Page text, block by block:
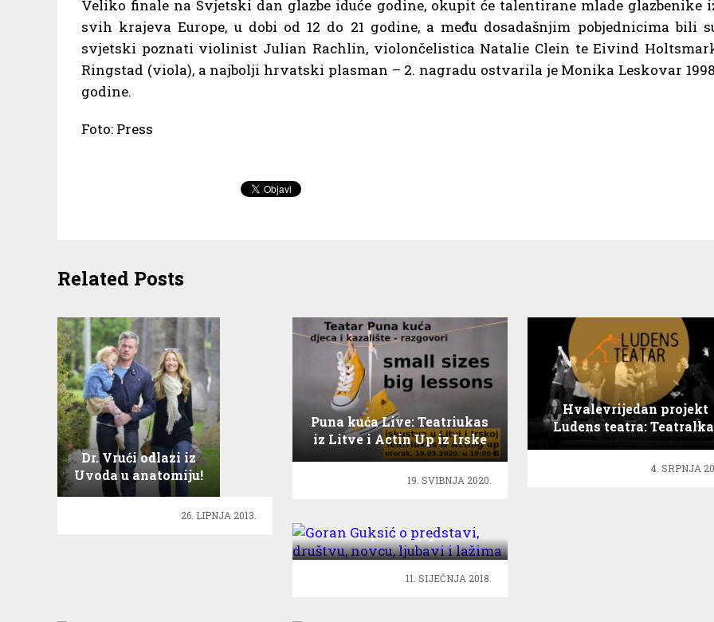
Veliko finale na Svjetski dan glazbe iduće godine, okupit će talentirane mlade glazbenike
svih krajeva Europe, u dobi od 12 do 21 godine, a među dosadašnjim pobjednicima bili
svjetski poznati violinist Julian Rachlin, violončelistica Natalie Clein te Eivind
Ringstad (viola), a najbolji hrvatski plasman – 2. nagradu ostvarila je Monika Leskovar
godine.
Foto: Press
Related Posts
Dr. Vrući odlazi iz
Uvoda u anatomiju!
26. LIPNJA 2013.
Puna kuća Live: Teatriukas
iz Litve i Actin Up iz Irske
19. SVIBNJA 2020.
Hvalevrijedan projekt
Ludens teatra:
ulaznica dobrog srca
4. SRPNJA
društvu, novcu, ljubavi i
lažima
11. SIJEČNJA 2018.